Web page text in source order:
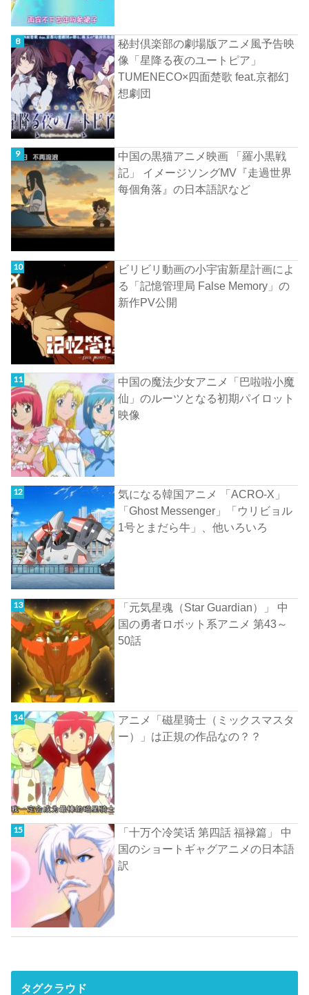
秘封倶楽部の劇場版アニメ風予告映
像「星降る夜のユートピア」
TUMENECO×四面楚歌 feat.京都幻
想劇団
中国の黒猫アニメ映画 「羅小黒戦
記」 イメージソングMV『走過世界
每個角落』の日本語訳など
ビリビリ動画の小宇宙新星計画によ
る「記憶管理局 False Memory」の
新作PV公開
中国の魔法少女アニメ「巴啦啦小魔
仙」のルーツとなる初期パイロット
映像
気になる韓国アニメ 「ACRO-X」
「Ghost Messenger」「ウリビョル
1号とまだら牛」、他いろいろ
「元気星魂（Star Guardian）」 中
国の勇者ロボット系アニメ 第43～
50話
アニメ「磁星骑士（ミックスマスタ
ー）」は正規の作品なの？？
「十万个冷笑话 第四話 福禄篇」 中
国のショートギャグアニメの日本語
訳
タグクラウド